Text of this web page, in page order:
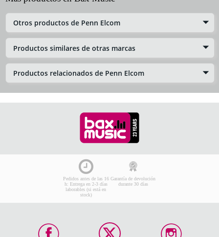
Otros productos de Penn Elcom
Productos similares de otras marcas
Productos relacionados de Penn Elcom
Pedidos antes de las 16
h: Entrega en 2-3 días
laborables (si está en
stock)
Garantía de devolución
durante 30 días